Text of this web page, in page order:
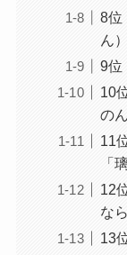
8位
ん
9位
10
の
11
「
12
な
13